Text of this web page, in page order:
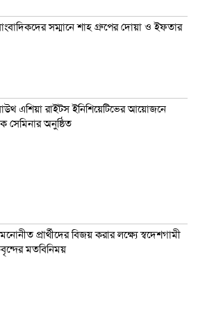
সম্মানে শাহ গ্রুপের দোয়া ও ইফতার
এশিয়া রাইটস ইনিশিয়েটিভের আয়োজনে
সেমিনার অনুষ্ঠিত
প্রার্থীদের বিজয় করার লক্ষ্যে স্বদেশগামী
মতবিনিময়